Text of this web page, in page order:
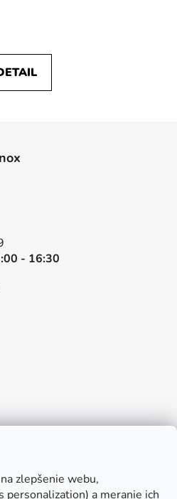
zlepšenie webu,
personalization) a meranie ich
- 16:30